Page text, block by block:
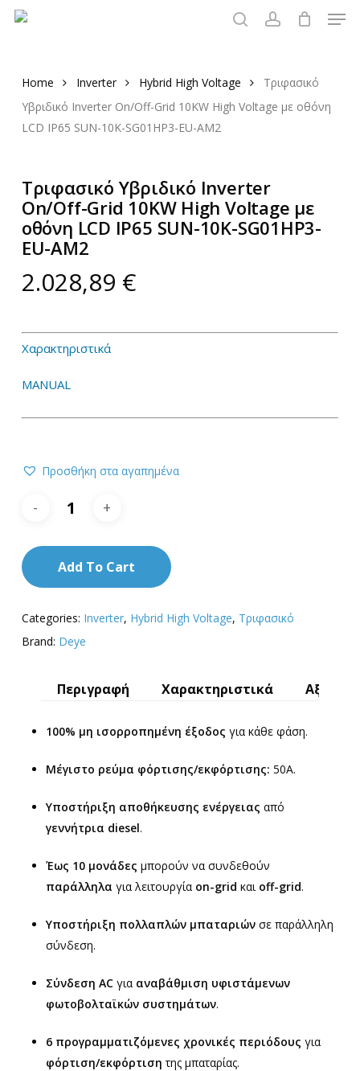
Skip
Home Inverter Hybrid High Voltage
Τριφασικό
Υβριδικό Inverter On/Off-Grid 10KW High Voltage με οθόνη
LCD IP65 SUN-10K-SG01HP3-EU-AM2
Τριφασικό Υβριδικό Inverter
On/Off-Grid 10KW High Voltage με
οθόνη LCD IP65 SUN-10K-SG01HP3-
EU-AM2
2.028,89 €
Χαρακτηριστικά
MANUAL
Προσθήκη στα αγαπημένα
Add To Cart
Categories: Inverter, Hybrid High Voltage, Τριφασικό
Brand: Deye
Περιγραφή Χαρακτηριστικά
100% μη ισορροπημένη έξοδος για κάθε φάση.
Μέγιστο ρεύμα φόρτισης/εκφόρτισης: 50A.
Υποστήριξη αποθήκευσης ενέργειας από
γεννήτρια diesel.
Έως 10 μονάδες μπορούν να συνδεθούν
παράλληλα για λειτουργία on-grid και off-grid.
Υποστήριξη πολλαπλών μπαταριώνσε παράλληλη
σύνδεση.
Σύνδεση ACγια αναβάθμιση υφιστάμενων
φωτοβολταϊκών συστημάτων.
6 προγραμματιζόμενες χρονικές περιόδους για
φόρτιση/εκφόρτιση της μπαταρίας.